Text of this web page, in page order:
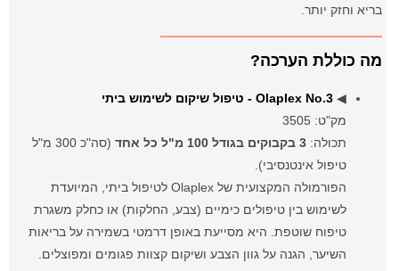
בריא וחזק יותר.
מה כוללת הערכה?
◀Olaplex No.3 - טיפול שיקום לשימוש ביתי
מק"ט: 3505
תכולה:3 בקבוקים בגודל 100 מ"ל כל אחד
(סה"כ 300 מ"ל
טיפול אינטנסיבי).
הפורמולה המקצועית של Olaplex לטיפול ביתי, המיועדת
לשימוש בין טיפולים כימיים (צבע, החלקות) או כחלק משגרת
טיפוח שוטפת. היא מסייעת באופן דרמטי בשמירה על בריאות
השיער, הגנה על גוון הצבע ושיקום קצוות פגומים ומפוצלים.